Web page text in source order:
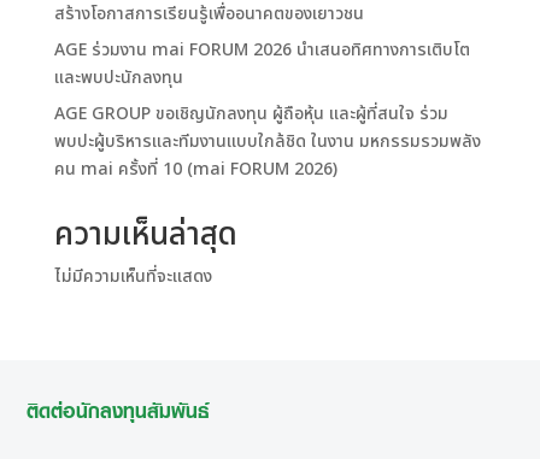
สร้างโอกาสการเรียนรู้เพื่ออนาคตของเยาวชน
AGE ร่วมงาน mai FORUM 2026 นำเสนอทิศทางการเติบโต
และพบปะนักลงทุน
AGE GROUP ขอเชิญนักลงทุน ผู้ถือหุ้น และผู้ที่สนใจ ร่วม
พบปะผู้บริหารและทีมงานแบบใกล้ชิด ในงาน มหกรรมรวมพลัง
คน mai ครั้งที่ 10 (mai FORUM 2026)
ความเห็นล่าสุด
ไม่มีความเห็นที่จะแสดง
ติดต่อนักลงทุนสัมพันธ์